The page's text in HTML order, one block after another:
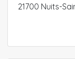
21700 Nuits-